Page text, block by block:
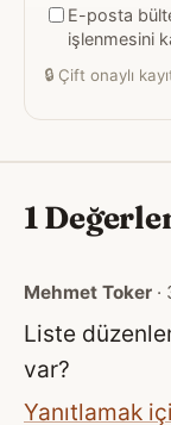
adresiniz
E-posta
işlenmesini
🔒 Çift onaylı
1
Mehmet Toker
Liste
var?
Yanıtlamak